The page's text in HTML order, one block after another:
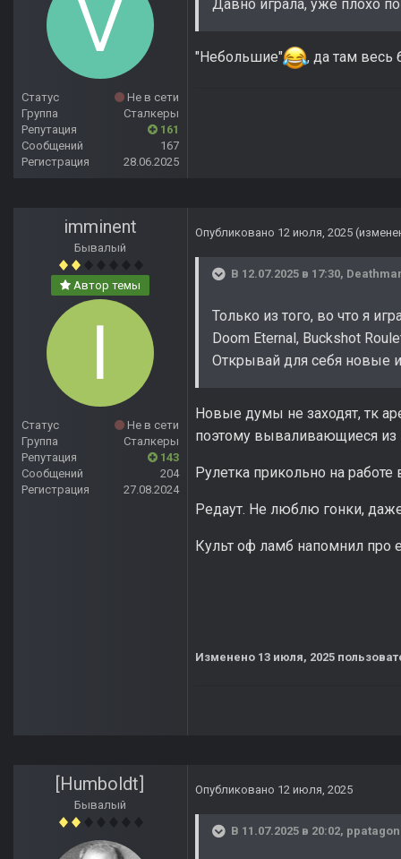
Статус
Не в сети
Группа
Сталкеры
Репутация
161
Сообщений
167
Регистрация
28.06.2025
Давно играла, уже плохо
"Небольшие" , да там весь
imminent
Бывалый
Автор темы
Статус
Не в сети
Группа
Сталкеры
Репутация
143
Сообщений
204
Регистрация
27.08.2024
Опубликовано 12 июля, 2025
В 12.07.2025 в 17:30,
Только из того, во что я
Doom Eternal, Buckshot
Открывай для себя новые
Новые думы не заходят, тк
поэтому вываливающиеся из
Рулетка прикольно на
Редаут. Не люблю гонки,
Культ оф ламб напомнил про
Изменено 13 июля, 2025
[Humboldt]
Бывалый
Опубликовано 12 июля, 2025
В 11.07.2025 в 20:02,